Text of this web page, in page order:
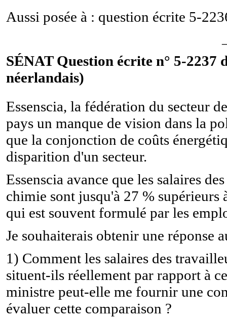
Aussi posée à : question écrite 5-
SÉNAT Question écrite n° 5-2237
néerlandais)
Essenscia, la fédération du secteur
pays un manque de vision dans la
que la conjonction de coûts
disparition d'un secteur.
Essenscia avance que les salaires
chimie sont jusqu'à 27 % supérieurs
qui est souvent formulé par les
Je souhaiterais obtenir une réponse
1) Comment les salaires des
situent-ils réellement par rapport à
ministre peut-elle me fournir une
évaluer cette comparaison ?